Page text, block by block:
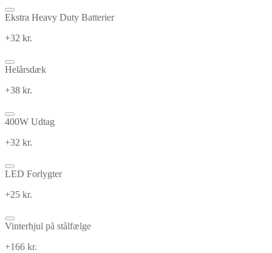
Ekstra Heavy Duty Batterier
+32 kr.
Helårsdæk
+38 kr.
400W Udtag
+32 kr.
LED Forlygter
+25 kr.
Vinterhjul på stålfælge
+166 kr.